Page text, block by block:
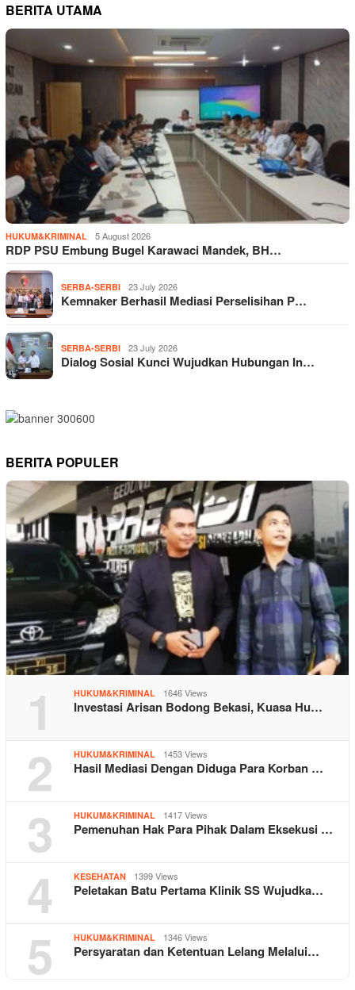
BERITA UTAMA
HUKUM&KRIMINAL 5 August 2026
RDP PSU Embung Bugel Karawaci Mandek, BH…
SERBA-SERBI 23 July 2026
Kemnaker Berhasil Mediasi Perselisihan P…
SERBA-SERBI 23 July 2026
Dialog Sosial Kunci Wujudkan Hubungan In…
BERITA POPULER
1 HUKUM&KRIMINAL 1646 Views
Investasi Arisan Bodong Bekasi, Kuasa Hu…
2 HUKUM&KRIMINAL 1453 Views
Hasil Mediasi Dengan Diduga Para Korban …
3 HUKUM&KRIMINAL 1417 Views
Pemenuhan Hak Para Pihak Dalam Eksekusi …
4 KESEHATAN 1399 Views
Peletakan Batu Pertama Klinik SS Wujudka…
5 HUKUM&KRIMINAL 1346 Views
Persyaratan dan Ketentuan Lelang Melalui…